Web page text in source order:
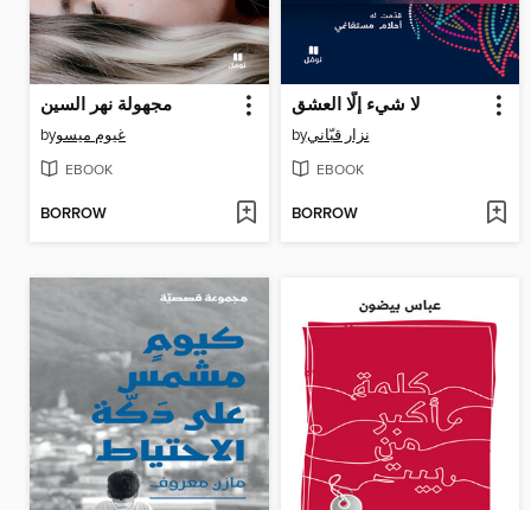
مجهولة نهر السين
byغيوم ميسو
EBOOK
BORROW
لا شيء إلّا العشق
byنزار قبّاني
EBOOK
BORROW